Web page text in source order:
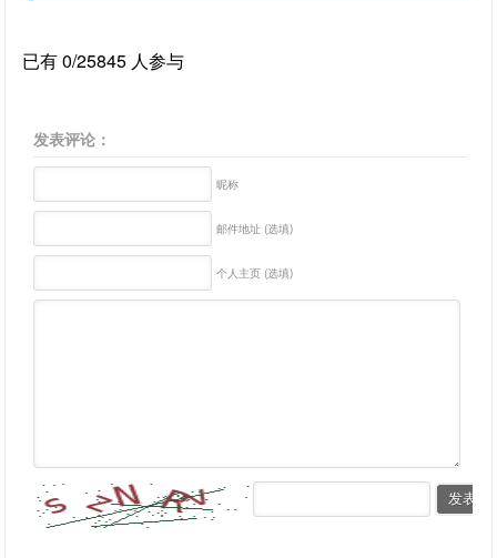
已有 0/25845 人参与
发表评论：
昵称
邮件地址 (选填)
个人主页 (选填)